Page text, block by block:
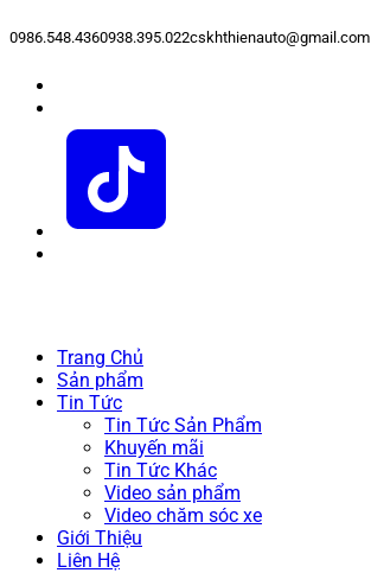
0986.548.4360938.395.022cskhthienauto@gmail.com
Trang Chủ
Sản phẩm
Tin Tức
Tin Tức Sản Phẩm
Khuyến mãi
Tin Tức Khác
Video sản phẩm
Video chăm sóc xe
Giới Thiệu
Liên Hệ